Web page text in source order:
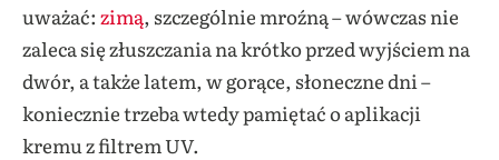
uważać: zimą, szczególnie mroźną – wówczas nie
zaleca się złuszczania na krótko przed wyjściem na
dwór, a także latem, w gorące, słoneczne dni –
koniecznie trzeba wtedy pamiętać o aplikacji
kremu z filtrem UV.